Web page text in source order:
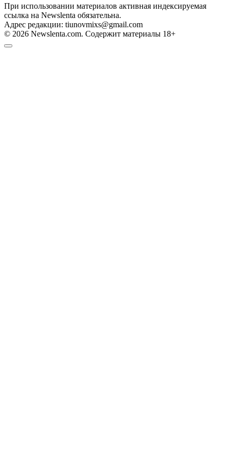
При использовании материалов активная индексируемая
ссылка на Newslenta обязательна.
Адрес редакции: tiunovmixs@gmail.com
© 2026 Newslenta.com. Содержит материалы 18+